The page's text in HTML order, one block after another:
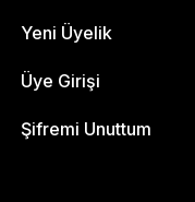
Yeni Üyelik
Üye Girişi
Şifremi Unuttum